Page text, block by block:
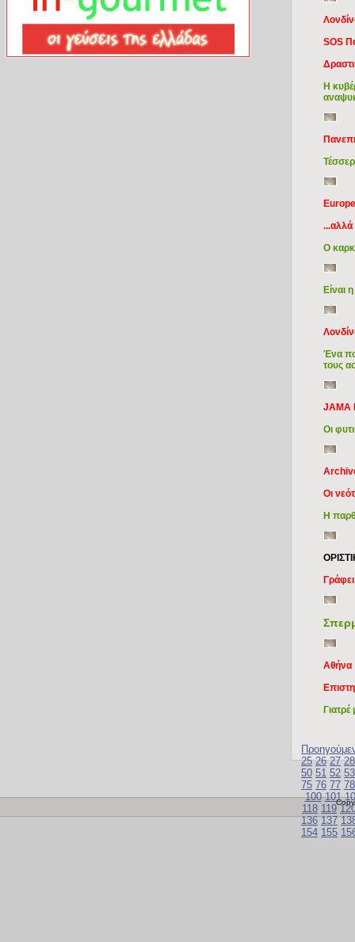
SOS
Η
...αλλά
Ο
Είναι
Ένα
τους
JAMA
Οι
Οι
Η
Αθήνα
25 26 27 28
50 51 52 53
75 76 77 78
100 101
118 119
136 137
154 155